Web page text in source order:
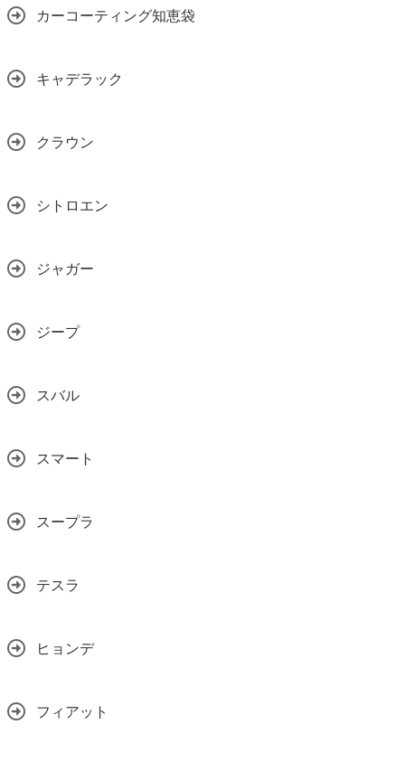
カーコーティング知恵袋
キャデラック
クラウン
シトロエン
ジャガー
ジープ
スバル
スマート
スープラ
テスラ
ヒョンデ
フィアット